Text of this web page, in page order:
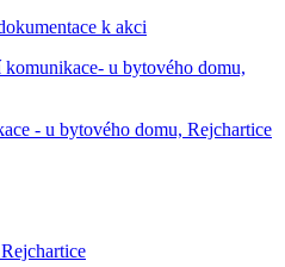
k akci
u bytového domu,
- u bytového domu, Rejchartice